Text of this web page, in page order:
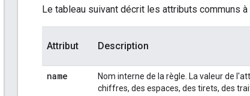
Le tableau suivant décrit les attributs communs
Attribut Description
name Nom interne de la règle. La valeur de
chiffres, des espaces, des tirets, des